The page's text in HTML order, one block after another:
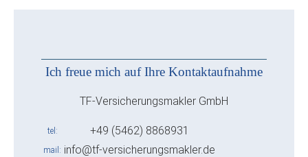
Ich freue mich auf Ihre Kontaktaufnahme
TF-Versicherungsmakler GmbH
tel +49 (5462) 8868931
mail info@tf-versicherungsmakler.de